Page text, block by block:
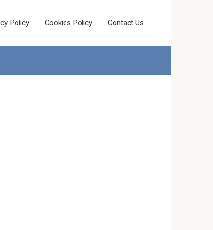
Policy Cookies Policy Contact Us